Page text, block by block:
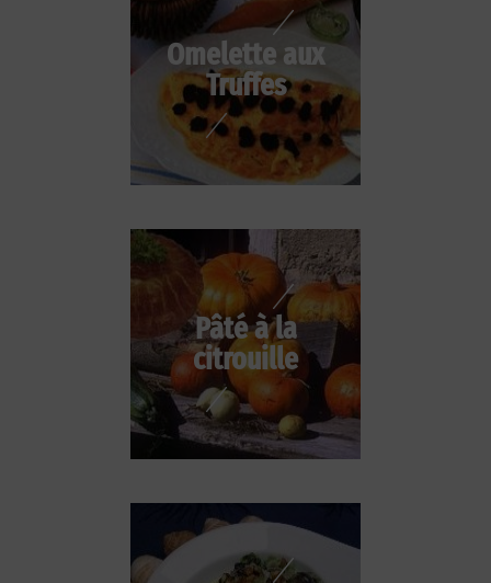
Omelette aux
Truffes
Pâté à la
citrouille